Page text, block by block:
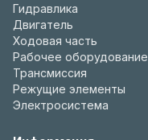
Гидравлика
Двигатель
Ходовая часть
Рабочее оборудование
Трансмиссия
Режущие элементы
Электросистема